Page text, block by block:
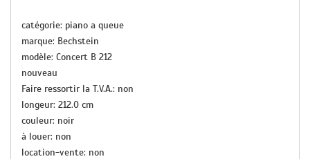
catégorie: piano a queue
marque: Bechstein
modèle: Concert B 212
nouveau
Faire ressortir la T.V.A.: non
longeur: 212.0 cm
couleur: noir
à louer: non
location-vente: non